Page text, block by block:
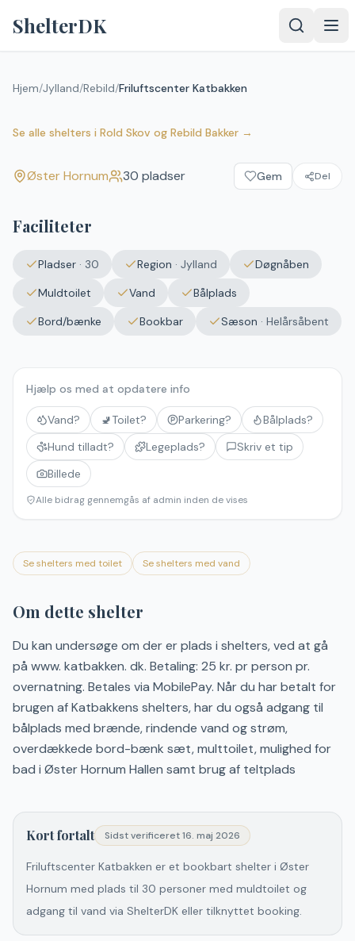
ShelterDK
Hjem/Jylland/Rebild/Friluftscenter Katbakken
Se alle shelters i Rold Skov og Rebild Bakker →
Friluftscenter Katbakken
Øster Hornum
Øster Hornum 30 pladser Gem Del
Faciliteter
Pladser · 30 Region · Jylland
Døgnåben
Muldtoilet
Vand
Bålplads
Bord/bænke
Bookbar Sæson · Helårsåbent
Hjælp os med at opdatere info
Vand? 🚽Toilet? Parkering?
Bålplads?
Hund tilladt?
Legeplads?
Skriv et tip
Billede
Alle bidrag gennemgås af admin inden de vises
Se shelters med toilet Se shelters med vand
Om dette shelter
Du kan undersøge om der er plads i shelters, ved at gå
på www. katbakken. dk. Betaling: 25 kr. pr person pr.
overnatning. Betales via MobilePay. Når du har betalt for
brugen af Katbakkens shelters, har du også adgang til
bålplads med brænde, rindende vand og strøm,
overdækkede bord-bænk sæt, multtoilet, mulighed for
bad i Øster Hornum Hallen samt brug af teltplads
Kort fortalt Sidst verificeret16. maj 2026
Friluftscenter Katbakken er et bookbart shelter i Øster
Hornum med plads til 30 personer med muldtoilet og
adgang til vand via ShelterDK eller tilknyttet booking.